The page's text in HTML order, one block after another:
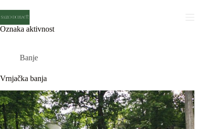
to
content
Oznaka aktivnost
Banje
Vrnjačka banja